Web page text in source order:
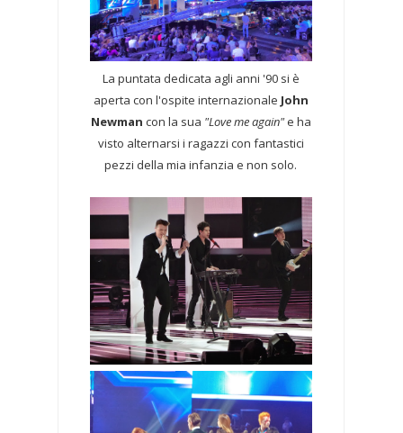
La puntata dedicata agli anni '90 si è
aperta con l'ospite internazionale John
Newman con la sua "Love me again"e ha
visto alternarsi i ragazzi con fantastici
pezzi della mia infanzia e non solo.